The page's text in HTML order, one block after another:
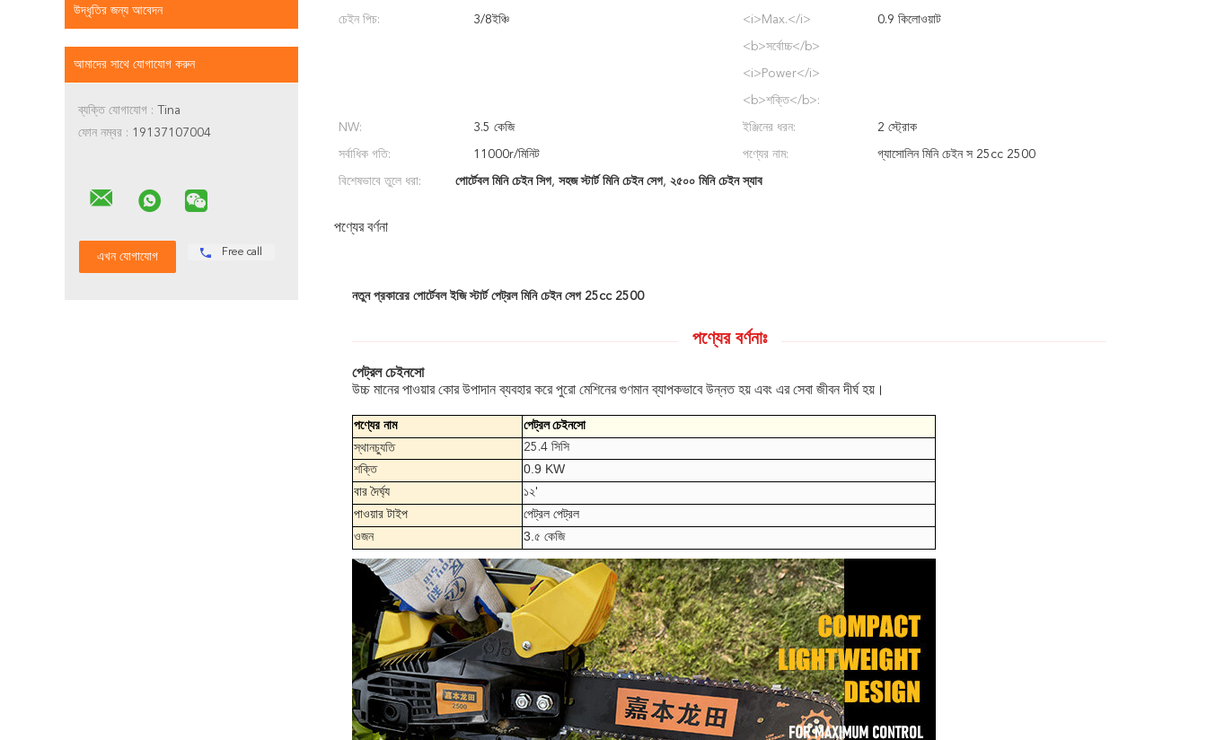
উদ্ধৃতির জন্য আবেদন
আমাদের সাথে যোগাযোগ করুন
ব্যক্তি যোগাযোগ : Tina
ফোন নম্বর : 19137107004
Free call
চেইন পিচ: 3/8ইঞ্চি <i>Max.</i>
<b>সর্বোচ্চ</b>
<i>Power</i>
<b>শক্তি</b>:
0.9 কিলোওয়াট
NW: 3.5 কেজি ইঞ্জিনের ধরন: 2 স্ট্রোক
সর্বাধিক গতি: 11000r/মিনিট পণ্যের নাম: গ্যাসোলিন মিনি চেইন স 25cc 2500
বিশেষভাবে তুলে ধরা: পোর্টেবল মিনি চেইন সিগ, সহজ স্টার্ট মিনি চেইন সেগ, ২৫০০ মিনি চেইন স্যাব
পণ্যের বর্ণনা
নতুন প্রকারের পোর্টেবল ইজি স্টার্ট পেট্রল মিনি চেইন সেগ 25cc 2500
পণ্যের বর্ণনাঃ
পেট্রল চেইনসো
উচ্চ মানের পাওয়ার কোর উপাদান ব্যবহার করে পুরো মেশিনের গুণমান ব্যাপকভাবে উন্নত হয় এবং এর সেবা জীবন দীর্ঘ হয়।
পণ্যের নাম
পেট্রল চেইনসো
স্থানচ্যুতি
25.4 সিসি
শক্তি 0.9 KW
বার দৈর্ঘ্য
১২'
পাওয়ার টাইপ
পেট্রল পেট্রল
ওজন 3.৫ কেজি